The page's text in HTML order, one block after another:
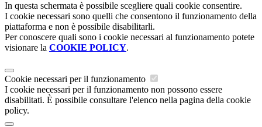
In questa schermata è possibile scegliere quali cookie consentire.
I cookie necessari sono quelli che consentono il funzionamento della
piattaforma e non è possibile disabilitarli.
Per conoscere quali sono i cookie necessari al funzionamento potete
visionare la COOKIE POLICY.
Cookie necessari per il funzionamento
I cookie necessari per il funzionamento non possono essere
disabilitati. È possibile consultare l'elenco nella pagina della cookie
policy.